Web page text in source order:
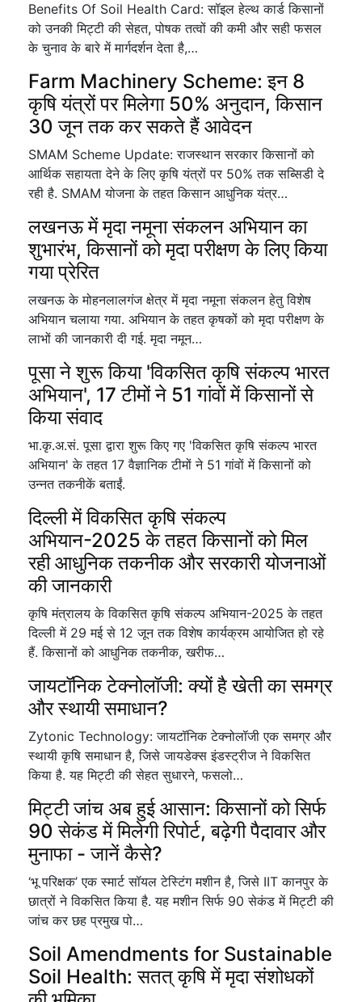
Benefits Of Soil Health Card: सॉइल हेल्थ कार्ड किसानों
को उनकी मिट्टी की सेहत, पोषक तत्वों की कमी और सही फसल
के चुनाव के बारे में मार्गदर्शन देता है,…
Farm Machinery Scheme: इन 8
कृषि यंत्रों पर मिलेगा 50% अनुदान, किसान
30 जून तक कर सकते हैं आवेदन
SMAM Scheme Update: राजस्थान सरकार किसानों को
आर्थिक सहायता देने के लिए कृषि यंत्रों पर 50% तक सब्सिडी दे
रही है. SMAM योजना के तहत किसान आधुनिक यंत्र…
लखनऊ में मृदा नमूना संकलन अभियान का
शुभारंभ, किसानों को मृदा परीक्षण के लिए किया
गया प्रेरित
लखनऊ के मोहनलालगंज क्षेत्र में मृदा नमूना संकलन हेतु विशेष
अभियान चलाया गया. अभियान के तहत कृषकों को मृदा परीक्षण के
लाभों की जानकारी दी गई. मृदा नमून…
पूसा ने शुरू किया 'विकसित कृषि संकल्प भारत
अभियान', 17 टीमों ने 51 गांवों में किसानों से
किया संवाद
भा.कृ.अ.सं. पूसा द्वारा शुरू किए गए 'विकसित कृषि संकल्प भारत
अभियान' के तहत 17 वैज्ञानिक टीमों ने 51 गांवों में किसानों को
उन्नत तकनीकें बताईं.
दिल्ली में विकसित कृषि संकल्प
अभियान-2025 के तहत किसानों को मिल
रही आधुनिक तकनीक और सरकारी योजनाओं
की जानकारी
कृषि मंत्रालय के विकसित कृषि संकल्प अभियान-2025 के तहत
दिल्ली में 29 मई से 12 जून तक विशेष कार्यक्रम आयोजित हो रहे
हैं. किसानों को आधुनिक तकनीक, खरीफ…
जायटॉनिक टेक्नोलॉजी: क्यों है खेती का समग्र
और स्थायी समाधान?
Zytonic Technology: जायटॉनिक टेक्नोलॉजी एक समग्र और
स्थायी कृषि समाधान है, जिसे जायडेक्स इंडस्ट्रीज ने विकसित
किया है. यह मिट्टी की सेहत सुधारने, फसलो…
मिट्टी जांच अब हुई आसान: किसानों को सिर्फ
90 सेकंड में मिलेगी रिपोर्ट, बढ़ेगी पैदावार और
मुनाफा - जानें कैसे?
‘भू परिक्षक’ एक स्मार्ट सॉयल टेस्टिंग मशीन है, जिसे IIT कानपुर के
छात्रों ने विकसित किया है. यह मशीन सिर्फ 90 सेकंड में मिट्टी की
जांच कर छह प्रमुख पो…
Soil Amendments for Sustainable
Soil Health: सतत् कृषि में मृदा संशोधकों